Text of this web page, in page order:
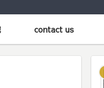
contact us